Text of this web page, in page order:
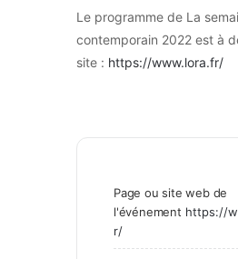
Le programme de La
contemporain 2022 est à
site : https://www.lora.fr/
Page ou site web de
l'événement https://
r/